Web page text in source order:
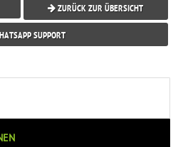
ZURÜCK ZUR ÜBERSICHT
SUPPORT